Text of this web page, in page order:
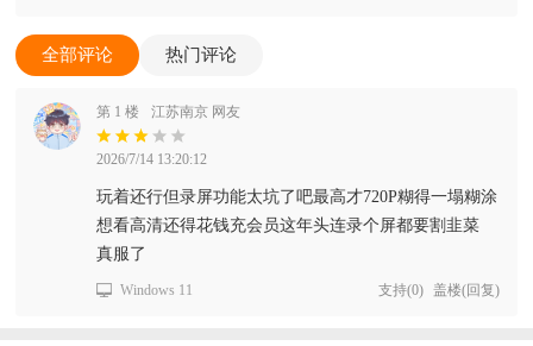
全部评论 热门评论
第 1 楼 江苏南京 网友
2026/7/14 13:20:12
玩着还行但录屏功能太坑了吧最高才720P糊得一塌糊涂
想看高清还得花钱充会员这年头连录个屏都要割韭菜
真服了
Windows 11 支持(0) 盖楼(回复)